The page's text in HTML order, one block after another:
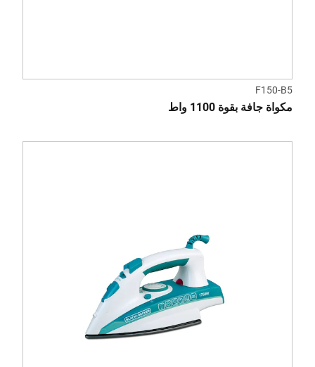
F150-B5
مكواة جافة بقوة 1100 واط